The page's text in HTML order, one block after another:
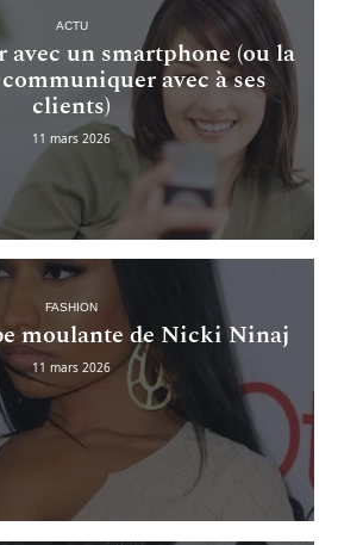
ACTU
un smartphone (ou la
avec à ses
clients)
11 mars 2026
FASHION
moulante de Nicki Ninaj
11 mars 2026